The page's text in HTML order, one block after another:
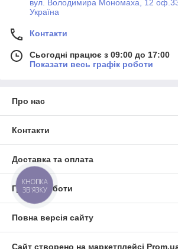
захист вашої ванної зони.
ванну від Sklomix і створити унікальний
кімнаті. Зверніться до нас сьогодні і
оазисом комфорту та елегантності.
вул. Володимира Мономаха, 12
Україна
Контакти
Сьогодні працює з 09:00 до 17:00
Показати весь графік роботи
Про нас
Контакти
Доставка та оплата
Графік роботи
Повна версія сайту
Сайт створено на маркетплейсі
КНОПКА
ЗВ'ЯЗКУ